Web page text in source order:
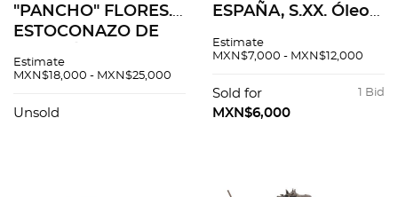
"PANCHO" FLORES.
ESTOCONAZO DE
RODRÍGUEZ
sobre tela. Firmado
Estimate
MXN$18,000 - MXN$25,000
Unsold
ESPAÑA, S.XX. Óleo
"C Ruano Llopis". 35
Estimate
MXN$7,000 - MXN$12,000
1 Bid
Sold for
MXN$6,000